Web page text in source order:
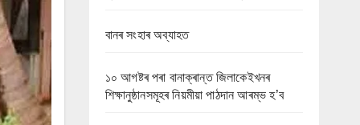
বানৰ সংহাৰ অব্যাহত
১০ আগষ্টৰ পৰা বানাক্ৰান্ত জিলাকেইখনৰ
শিক্ষানুষ্ঠানসমূহৰ নিয়মীয়া পাঠদান আৰম্ভ হ’ব